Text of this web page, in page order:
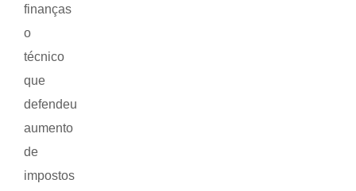
finanças
o
técnico
que
defendeu
aumento
de
impostos